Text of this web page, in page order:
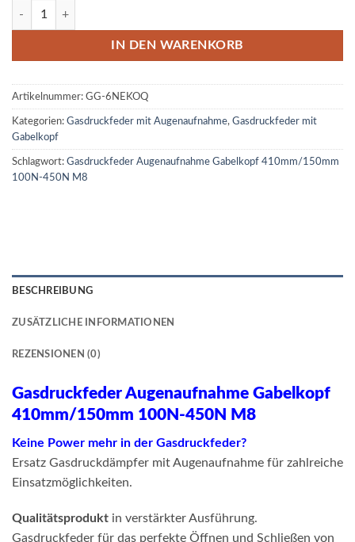
Gasdruckfeder Gasdruckdämpfer Augenaufnahme Gabelkopf
IN DEN WARENKORB
Artikelnummer: GG-6NEKOQ
Kategorien: Gasdruckfeder mit Augenaufnahme, Gasdruckfeder mit
Gabelkopf
Schlagwort: Gasdruckfeder Augenaufnahme Gabelkopf 410mm/150mm
100N-450N M8
BESCHREIBUNG
ZUSÄTZLICHE INFORMATIONEN
REZENSIONEN (0)
Gasdruckfeder Augenaufnahme Gabelkopf
410mm/150mm 100N-450N M8
Keine Power mehr in der Gasdruckfeder?
Ersatz Gasdruckdämpfer mit Augenaufnahme für zahlreiche
Einsatzmöglichkeiten.
Qualitätsprodukt in verstärkter Ausführung.
Gasdruckfeder für das perfekte Öffnen und Schließen von